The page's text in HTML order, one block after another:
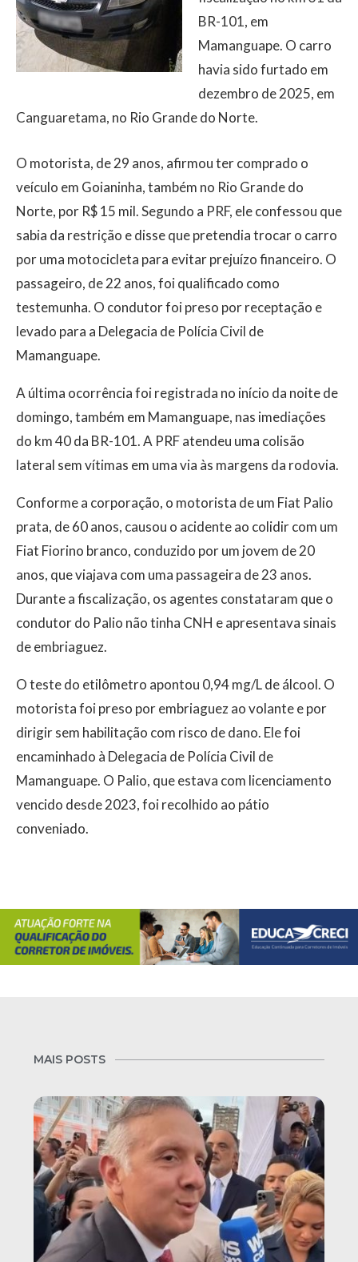
BR-101, em
Mamanguape. O carro
havia sido furtado em
dezembro de 2025, em
Canguaretama, no Rio Grande do Norte.
O motorista, de 29 anos, afirmou ter comprado o
veículo em Goianinha, também no Rio Grande do
Norte, por R$ 15 mil. Segundo a PRF, ele confessou que
sabia da restrição e disse que pretendia trocar o carro
por uma motocicleta para evitar prejuízo financeiro. O
passageiro, de 22 anos, foi qualificado como
testemunha. O condutor foi preso por receptação e
levado para a Delegacia de Polícia Civil de
Mamanguape.
A última ocorrência foi registrada no início da noite de
domingo, também em Mamanguape, nas imediações
do km 40 da BR-101. A PRF atendeu uma colisão
lateral sem vítimas em uma via às margens da rodovia.
Conforme a corporação, o motorista de um Fiat Palio
prata, de 60 anos, causou o acidente ao colidir com um
Fiat Fiorino branco, conduzido por um jovem de 20
anos, que viajava com uma passageira de 23 anos.
Durante a fiscalização, os agentes constataram que o
condutor do Palio não tinha CNH e apresentava sinais
de embriaguez.
O teste do etilômetro apontou 0,94 mg/L de álcool. O
motorista foi preso por embriaguez ao volante e por
dirigir sem habilitação com risco de dano. Ele foi
encaminhado à Delegacia de Polícia Civil de
Mamanguape. O Palio, que estava com licenciamento
vencido desde 2023, foi recolhido ao pátio
conveniado.
MAIS POSTS